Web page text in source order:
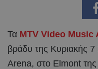
Τα MTV Video Music
βράδυ της Κυριακής
Arena, στο Elmont